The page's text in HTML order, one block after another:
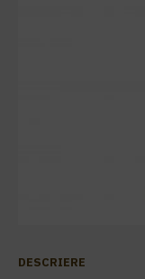
DESCRIERE